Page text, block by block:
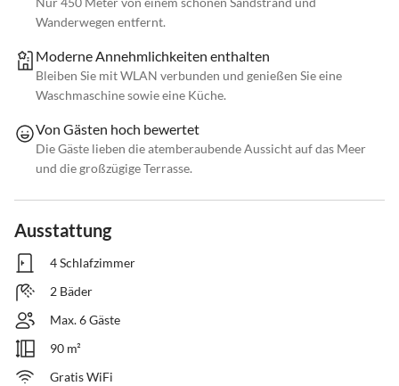
Wanderwegen entfernt.
Moderne Annehmlichkeiten enthalten
Bleiben Sie mit WLAN verbunden und genießen Sie eine
Waschmaschine sowie eine Küche.
Von Gästen hoch bewertet
Die Gäste lieben die atemberaubende Aussicht auf das Meer
und die großzügige Terrasse.
Ausstattung
4 Schlafzimmer
2 Bäder
Max. 6 Gäste
90 m²
Gratis WiFi